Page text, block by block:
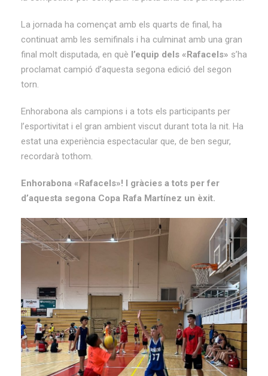
La jornada ha començat amb els quarts de final, ha
continuat amb les semifinals i ha culminat amb una gran
final molt disputada, en què l’equip dels «Rafacels» s’ha
proclamat campió d’aquesta segona edició del segon
torn.
Enhorabona als campions i a tots els participants per
l’esportivitat i el gran ambient viscut durant tota la nit. Ha
estat una experiència espectacular que, de ben segur,
recordarà tothom.
Enhorabona «Rafacels»! I gràcies a tots per fer
d’aquesta segona Copa Rafa Martínez un èxit.